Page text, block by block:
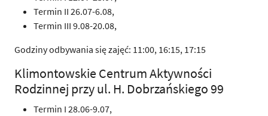
Termin II 26.07-6.08,
Termin III 9.08-20.08,
Godziny odbywania się zajęć: 11:00, 16:15, 17:15
Klimontowskie Centrum Aktywności
Rodzinnej przy ul. H. Dobrzańskiego 99
Termin I 28.06-9.07,